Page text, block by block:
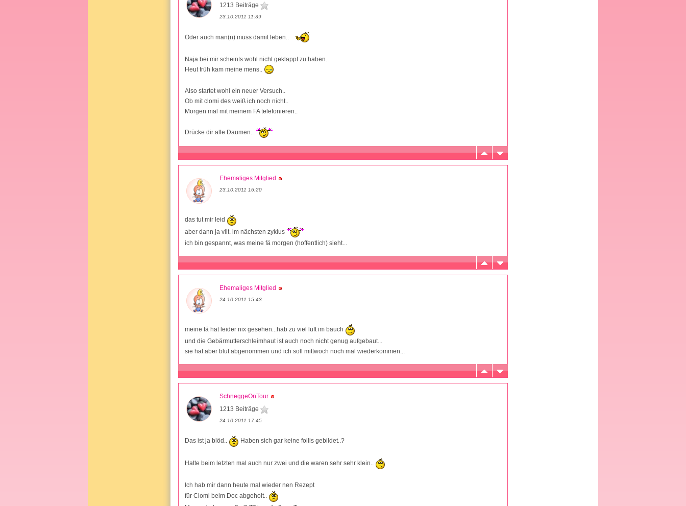
1213 Beiträge
23.10.2011 11:39
Oder auch man(n) muss damit leben..
Naja bei mir scheints wohl nicht geklappt zu haben..
Heut früh kam meine mens..
Also startet wohl ein neuer Versuch..
Ob mit clomi des weiß ich noch nicht..
Morgen mal mit meinem FA telefonieren..
Drücke dir alle Daumen..
Ehemaliges Mitglied
23.10.2011 16:20
das tut mir leid
aber dann ja vllt. im nächsten zyklus
ich bin gespannt, was meine fä morgen (hoffentlich) sieht...
Ehemaliges Mitglied
24.10.2011 15:43
meine fä hat leider nix gesehen...hab zu viel luft im bauch
und die Gebärmutterschleimhaut ist auch noch nicht genug aufgebaut...
sie hat aber blut abgenommen und ich soll mittwoch noch mal wiederkommen...
SchneggeOnTour
1213 Beiträge
24.10.2011 17:45
Das ist ja blöd.. Haben sich gar keine follis gebildet..?
Hatte beim letzten mal auch nur zwei und die waren sehr sehr klein..
Ich hab mir dann heute mal wieder nen Rezept
für Clomi beim Doc abgeholt..